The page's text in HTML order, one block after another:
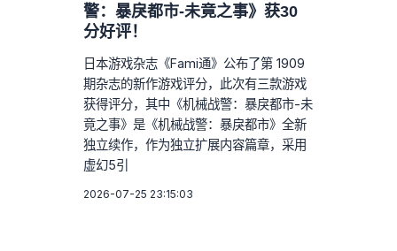
警：暴戾都市-未竟之事》获30
分好评！
日本游戏杂志《Fami通》公布了第 1909
期杂志的新作游戏评分，此次有三款游戏
获得评分，其中《机械战警：暴戾都市-未
竟之事》是《机械战警：暴戾都市》全新
独立续作，作为独立扩展内容篇章，采用
虚幻5引
2026-07-25 23:15:03